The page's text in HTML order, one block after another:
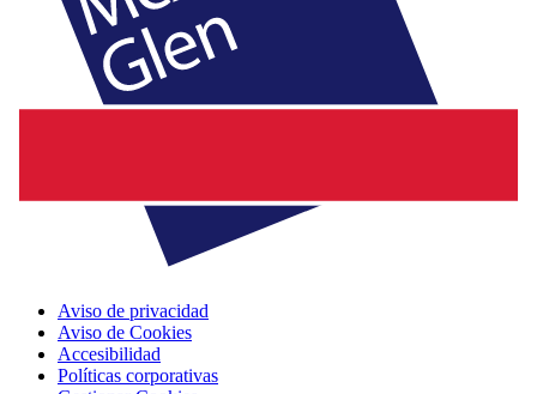
Aviso de privacidad
Aviso de Cookies
Accesibilidad
Políticas corporativas